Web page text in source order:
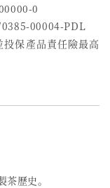
0
00004-PDL
保產品責任險最高
歷史。